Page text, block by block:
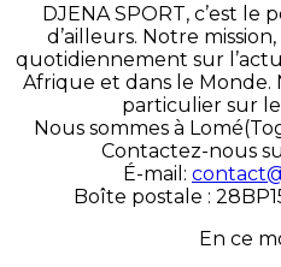
DJENA SPORT, c’est
d’ailleurs. Notre
quotidiennement sur
Afrique et dans le
particulier sur
Nous sommes à
Contactez-nous
É-mail:
Boîte postale :
En ce